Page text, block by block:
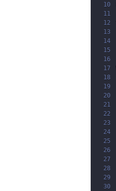
10
11
12
13
14
15
16
17
18
19
20
21
22
23
24
25
26
27
28
29
30